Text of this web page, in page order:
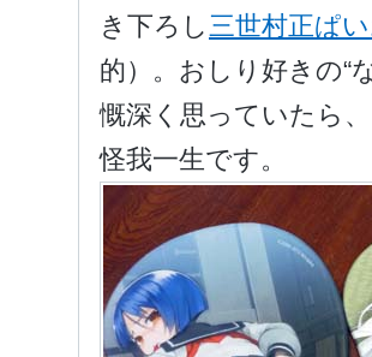
き下ろし 三世村正ぱ
的）。おしり好きの
慨深く思っていたら
怪我一生です。